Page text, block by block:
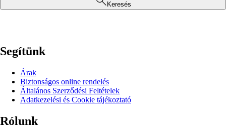
Keresés
Segítünk
Árak
Biztonságos online rendelés
Általános Szerződési Feltételek
Adatkezelési és Cookie tájékoztató
Rólunk